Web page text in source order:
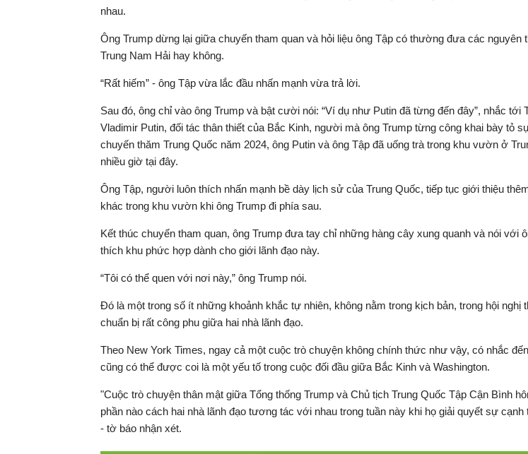
nhau.
Ông Trump dừng lại giữa chuyến tham quan và hỏi liệu ông Tập có thường đưa các nguyên
Trung Nam Hải hay không.
“Rất hiếm” - ông Tập vừa lắc đầu nhấn mạnh vừa trả lời.
Sau đó, ông chỉ vào ông Trump và bật cười nói: “Ví dụ như Putin đã từng đến đây”, nhắc tới
Vladimir Putin, đối tác thân thiết của Bắc Kinh, người mà ông Trump từng công khai bày tỏ
chuyến thăm Trung Quốc năm 2024, ông Putin và ông Tập đã uống trà trong khu vườn ở
nhiều giờ tại đây.
Ông Tập, người luôn thích nhấn mạnh bề dày lịch sử của Trung Quốc, tiếp tục giới thiệu
khác trong khu vườn khi ông Trump đi phía sau.
Kết thúc chuyến tham quan, ông Trump đưa tay chỉ những hàng cây xung quanh và nói với
thích khu phức hợp dành cho giới lãnh đạo này.
“Tôi có thể quen với nơi này,” ông Trump nói.
Đó là một trong số ít những khoảnh khắc tự nhiên, không nằm trong kịch bản, trong hội nghị
chuẩn bị rất công phu giữa hai nhà lãnh đạo.
Theo New York Times, ngay cả một cuộc trò chuyện không chính thức như vậy, có nhắc
cũng có thể được coi là một yếu tố trong cuộc đối đầu giữa Bắc Kinh và Washington.
"Cuộc trò chuyện thân mật giữa Tổng thống Trump và Chủ tịch Trung Quốc Tập Cận Bình
phần nào cách hai nhà lãnh đạo tương tác với nhau trong tuần này khi họ giải quyết sự
- tờ báo nhận xét.